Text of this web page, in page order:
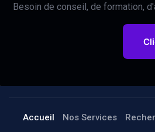
Besoin de conseil, de formation,
Accueil Nos Services